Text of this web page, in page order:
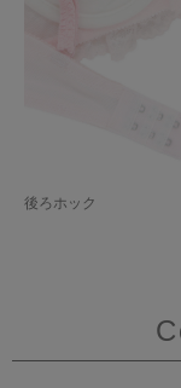
後ろホック